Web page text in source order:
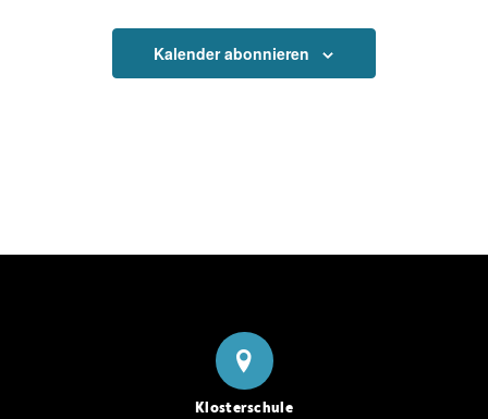
Kalender abonnieren
Klosterschule